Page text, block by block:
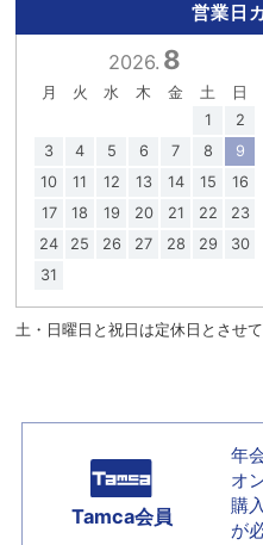
営業日
2026. 8
月 火 水 木 金 土
日
1
2
3
4 5 6 7 8
9
10
11 12 13 14 15
16
17
18 19 20 21 22
23
24
25 26 27 28 29
30
31
土・日曜日と祝日は定休日とさせ
Tamca会員
年
オ
購
が